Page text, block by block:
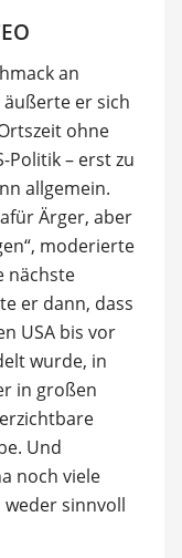
an
er sich
ohne
Politik – erst zu
allgemein.
Ärger, aber
moderierte
nächste
er dann, dass
USA bis vor
wurde, in
in großen
Und
noch viele
weder sinnvoll